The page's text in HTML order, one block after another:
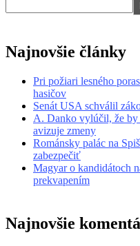
Najnovšie články
Pri požiari lesného
hasičov
Senát USA schválil
A. Danko vylúčil, že by
avizuje zmeny
Románsky palác na
zabezpečiť
Magyar o kandidátoch
prekvapením
Najnovšie